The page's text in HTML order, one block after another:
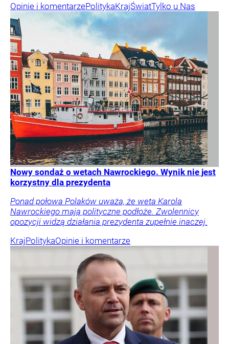
Opinie i komentarzePolitykaKrajŚwiatTylko u Nas
Nowy sondaż o wetach Nawrockiego. Wynik nie jest
korzystny dla prezydenta
Ponad połowa Polaków uważa, że weta Karola
Nawrockiego mają polityczne podłoże. Zwolennicy
opozycji widzą działania prezydenta zupełnie inaczej.
KrajPolitykaOpinie i komentarze